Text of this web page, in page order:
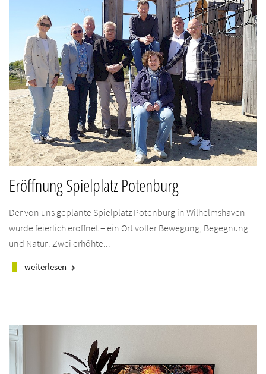
Eröffnung Spielplatz Potenburg
Der von uns geplante Spielplatz Potenburg in Wilhelmshaven
wurde feierlich eröffnet – ein Ort voller Bewegung, Begegnung
und Natur: Zwei erhöhte...
weiterlesen keyboard_arrow_right